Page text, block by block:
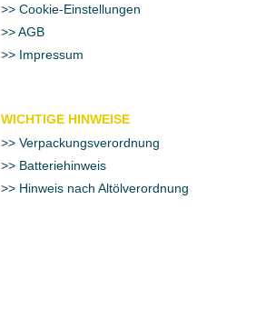
Cookie-Einstellungen
AGB
Impressum
WICHTIGE HINWEISE
Verpackungsverordnung
Batteriehinweis
Hinweis nach Altölverordnung